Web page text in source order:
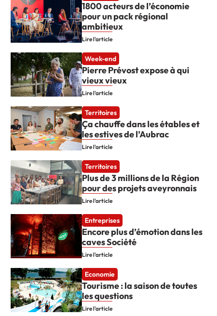
1800 acteurs de l’économie
pour un pack régional
ambitieux
Lire l'article
Week-end
Pierre Prévost expose à qui
vieux vieux
Lire l'article
Territoires
Ça chauffe dans les étables et
les estives de l’Aubrac
Lire l'article
Territoires
Plus de 3 millions de la Région
pour des projets aveyronnais
Lire l'article
Entreprises
Encore plus d’émotion dans les
caves Société
Lire l'article
Economie
Tourisme : la saison de toutes
les questions
Lire l'article